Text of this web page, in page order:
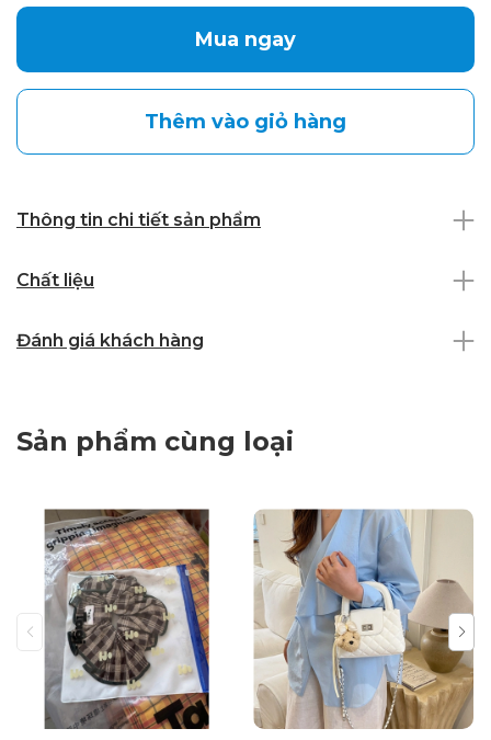
Mua ngay
Thêm vào giỏ hàng
Thông tin chi tiết sản phẩm
Chất liệu
Đánh giá khách hàng
Sản phẩm cùng loại